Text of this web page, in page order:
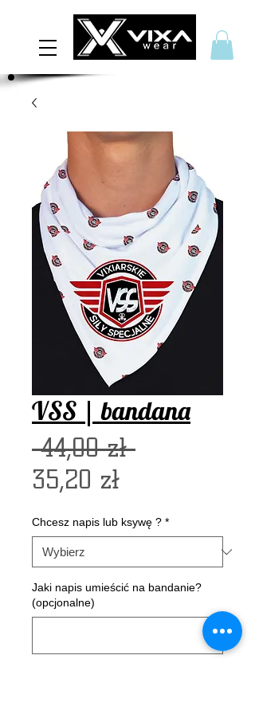
VSS | bandana
44,00 zł Regularna
35,20 złCena
Rabatowa
Chcesz napis lub ksywę ? *
Jaki napis umieścić na bandanie?
(opcjonalne)